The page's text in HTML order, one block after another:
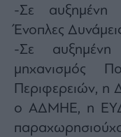
-Σε αυξημένη
Ένοπλες
-Σε αυξημένη
μηχανισμός
Περιφερειών, η
ο ΑΔΜΗΕ, η